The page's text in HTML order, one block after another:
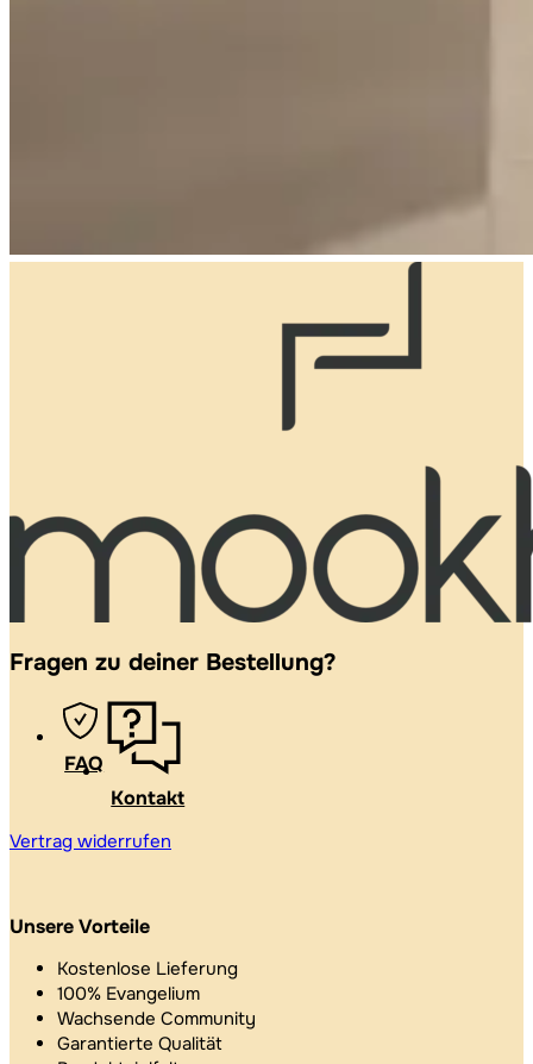
Fragen zu deiner Bestellung?
FAQ
Kontakt
Vertrag widerrufen
Unsere Vorteile
Kostenlose Lieferung
100% Evangelium
Wachsende Community
Garantierte Qualität